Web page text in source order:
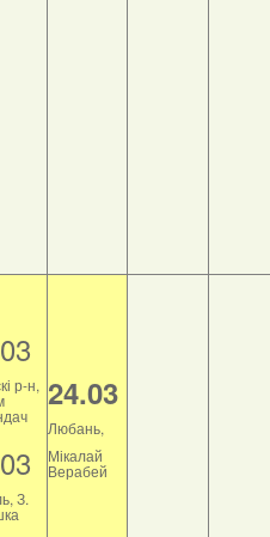
р-н,
З.
24.03
Любань,
Мікалай
Верабей